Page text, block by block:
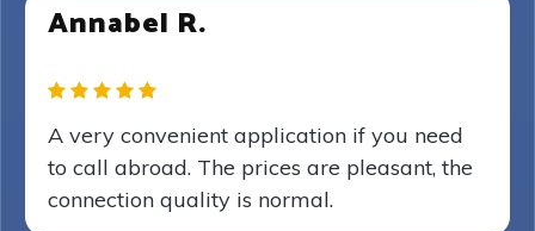
Annabel R.
A very convenient application if you need
to call abroad. The prices are pleasant, the
connection quality is normal.